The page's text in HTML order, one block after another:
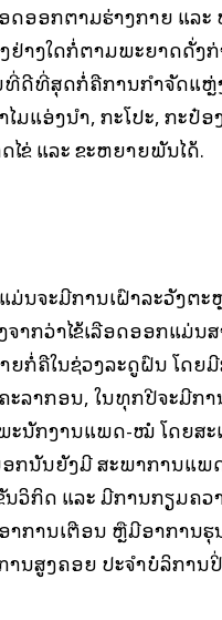
ອດອອກຕາມຮ່າງກາຍ ແລະ
າງໃດກໍ່ຕາມພະຍາດດັ່ງ
ທີ່ດີທີ່ສຸດກໍ່ຄືການກຳຈັດແຫຼ່
ມແອ່ງນ້ຳ, ກະໂປະ, ກະປ໋ອ
ຂ່ ແລະ ຂະຫຍາຍພັນໄດ້.
ມ່ນຈະມີການເຝົ້າລະວັງຕ
ຈາກວ່າໄຂ້ເລືອດອອກແມ່ນ
ກໍ່ຄືໃນຊ່ວງລະດູຝົນ ໂດຍ
ລາກອນ, ໃນທຸກປີຈະມີກ
ະນັກງານແພດ-ໝໍ ໂດຍສະ
ກນັ້ນຍັງມີ ສະພາການແພ
ນວິກິດ ແລະ ມີການກຽມຄ
ການເຕືອນ ຫຼືມີອາການຮຸ
ນສູງຄອຍ ປະຈຳບໍລິການ